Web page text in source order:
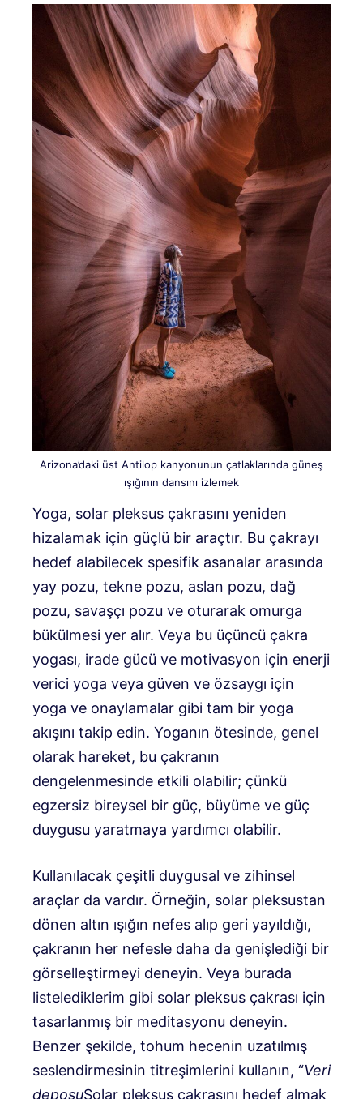
Arizona’daki üst Antilop kanyonunun çatlaklarında güneş
ışığının dansını izlemek
Yoga, solar pleksus çakrasını yeniden
hizalamak için güçlü bir araçtır. Bu çakrayı
hedef alabilecek spesifik asanalar arasında
yay pozu, tekne pozu, aslan pozu, dağ
pozu, savaşçı pozu ve oturarak omurga
bükülmesi yer alır. Veya bu üçüncü çakra
yogası, irade gücü ve motivasyon için enerji
verici yoga veya güven ve özsaygı için
yoga ve onaylamalar gibi tam bir yoga
akışını takip edin. Yoganın ötesinde, genel
olarak hareket, bu çakranın
dengelenmesinde etkili olabilir; çünkü
egzersiz bireysel bir güç, büyüme ve güç
duygusu yaratmaya yardımcı olabilir.
Kullanılacak çeşitli duygusal ve zihinsel
araçlar da vardır. Örneğin, solar pleksustan
dönen altın ışığın nefes alıp geri yayıldığı,
çakranın her nefesle daha da genişlediği bir
görselleştirmeyi deneyin. Veya burada
listelediklerim gibi solar pleksus çakrası için
tasarlanmış bir meditasyonu deneyin.
Benzer şekilde, tohum hecenin uzatılmış
seslendirmesinin titreşimlerini kullanın, “Veri
deposuSolar pleksus çakrasını hedef almak